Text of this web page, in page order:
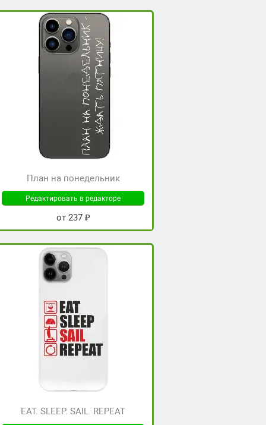
План на понедельник
Редактировать в редакторе
от 237 ₽
EAT. SLEEP. SAIL. REPEAT